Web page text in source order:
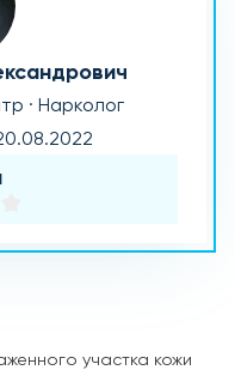
· Нарколог
участка кожи